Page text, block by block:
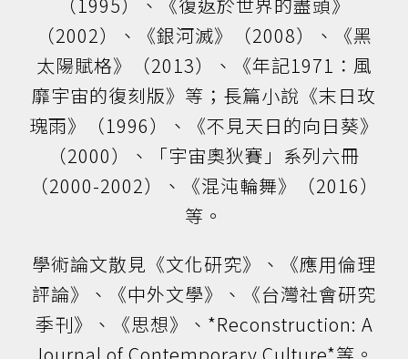
（2002）、《銀河滅》（2008）、《黑
太陽賦格》（2013）、《年記1971：風
靡宇宙的復刻版》等；長篇小說《末日玫
瑰雨》（1996）、《不見天日的向日葵》
（2000）、「宇宙奧狄賽」系列六冊
（2000-2002）、《混沌輪舞》（2016）
等。
學術論文散見《文化研究》、《應用倫理
評論》、《中外文學》、《台灣社會研究
季刊》、《思想》、*Reconstruction: A